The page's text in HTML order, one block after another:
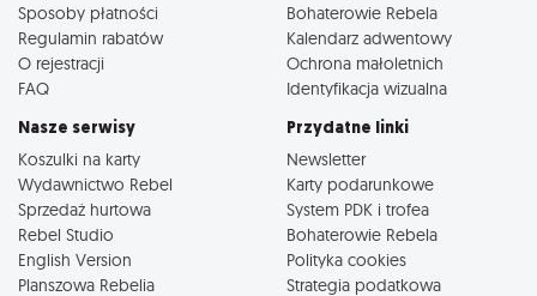
Sposoby płatności
Regulamin rabatów
O rejestracji
FAQ
Bohaterowie Rebela
Kalendarz adwentowy
Ochrona małoletnich
Identyfikacja wizualna
Nasze serwisy
Koszulki na karty
Wydawnictwo Rebel
Sprzedaż hurtowa
Rebel Studio
English Version
Planszowa Rebelia
Przydatne linki
Newsletter
Karty podarunkowe
System PDK i trofea
Bohaterowie Rebela
Polityka cookies
Strategia podatkowa